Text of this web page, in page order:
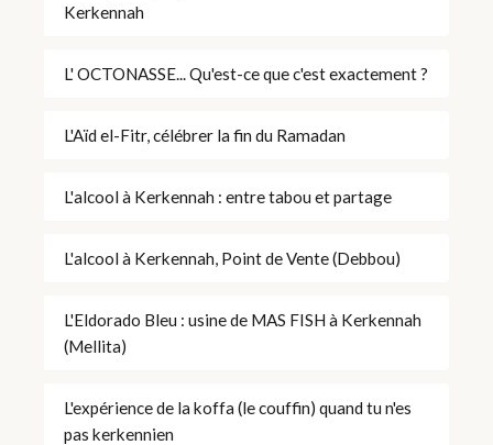
Kerkennah
L' OCTONASSE... Qu'est-ce que c'est exactement ?
L'Aïd el-Fitr, célébrer la fin du Ramadan
L'alcool à Kerkennah : entre tabou et partage
L'alcool à Kerkennah, Point de Vente (Debbou)
L'Eldorado Bleu : usine de MAS FISH à Kerkennah
(Mellita)
L'expérience de la koffa (le couffin) quand tu n'es
pas kerkennien